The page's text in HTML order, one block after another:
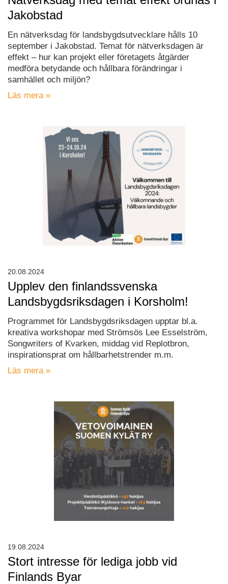
Jakobstad
En nätverksdag för landsbygdsutvecklare hålls 10
september i Jakobstad. Temat för nätverksdagen är
effekt – hur kan projekt eller företagets åtgärder
medföra betydande och hållbara förändringar i
samhället och miljön?
Läs mera »
Upplev den finlandssvenska
Landsbygdsriksdagen i Korsholm!
Programmet för Landsbygdsriksdagen upptar bl.a.
kreativa workshopar med Strömsös Lee Esselström,
Songwriters of Kvarken, middag vid Replotbron,
inspirationsprat om hållbarhetstrender m.m.
Läs mera »
20.08.2024
Stort intresse för lediga jobb vid
Finlands Byar
19.08.2024